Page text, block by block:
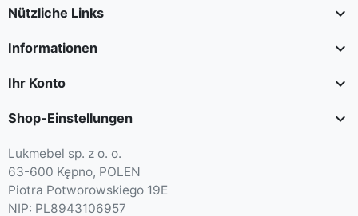
Nützliche Links 
Informationen 
Ihr Konto 
Shop-Einstellungen 
Lukmebel sp. z o. o.
63-600 Kępno, POLEN
Piotra Potworowskiego 19E
NIP: PL8943106957